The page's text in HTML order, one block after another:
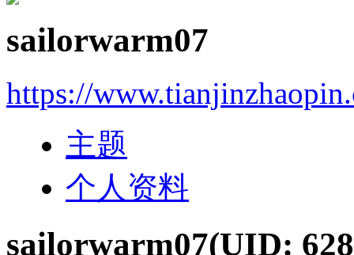
sailorwarm07
https://
主题
个人资料
sailorwarm07(UID: